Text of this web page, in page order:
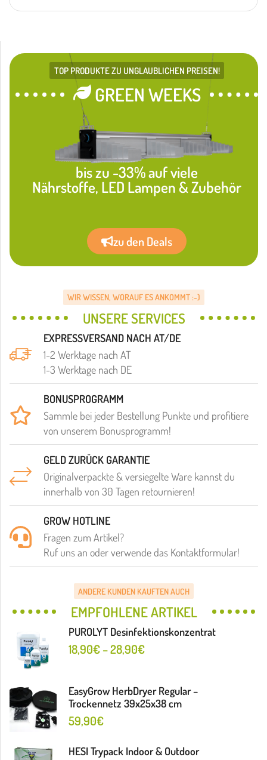
TOP PRODUKTE ZU UNGLAUBLICHEN PREISEN!
GREEN WEEKS
bis zu -33% auf viele
Nährstoffe, LED Lampen & Zubehör
zu den Deals
WIR WISSEN, WORAUF ES ANKOMMT :-)
UNSERE SERVICES
EXPRESSVERSAND NACH AT/DE
1-2 Werktage nach AT
1-3 Werktage nach DE
BONUSPROGRAMM
Sammle bei jeder Bestellung Punkte und profitiere
von unserem Bonusprogramm!
GELD ZURÜCK GARANTIE
Originalverpackte & versiegelte Ware kannst du
innerhalb von 30 Tagen retournieren!
GROW HOTLINE
Fragen zum Artikel?
Ruf uns an oder verwende das Kontaktformular!
ANDERE KUNDEN KAUFTEN AUCH
EMPFOHLENE ARTIKEL
PUROLYT Desinfektionskonzentrat
18,90€–28,90€
EasyGrow HerbDryer Regular –
Trockennetz 39x25x38 cm
59,90€
HESI Trypack Indoor & Outdoor